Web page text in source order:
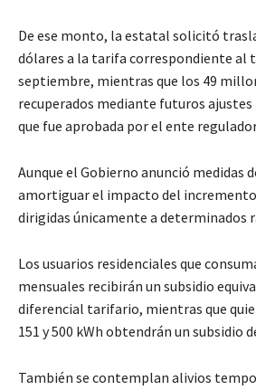
De ese monto, la estatal solicitó
dólares a la tarifa correspondiente al
septiembre, mientras que los 49
recuperados mediante futuros
que fue aprobada por el ente
Aunque el Gobierno anunció medidas
amortiguar el impacto del
dirigidas únicamente a determinados
Los usuarios residenciales que
mensuales recibirán un subsidio
diferencial tarifario, mientras que
151 y 500 kWh obtendrán un subsidio
También se contemplan alivios